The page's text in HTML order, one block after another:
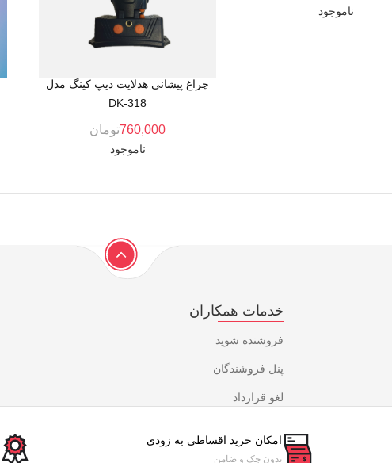
ناموجود
چراغ پیشانی هدلایت دیپ کینگ مدل
DK-318
760,000تومان
ناموجود
خدمات همکاران
فروشنده شوید
پنل فروشندگان
لغو قرارداد
امکان خرید اقساطی به زودی
بدون چک و ضامن